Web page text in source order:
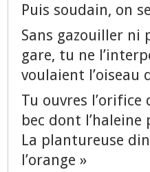
Puis soudain, on
Sans gazouiller ni
gare, tu ne
voulaient l’oiseau
Tu ouvres
bec dont
La plantureuse
l’orange »